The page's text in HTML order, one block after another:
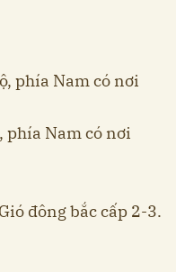
phía Nam có nơi
phía Nam có nơi
đông bắc cấp 2-3.